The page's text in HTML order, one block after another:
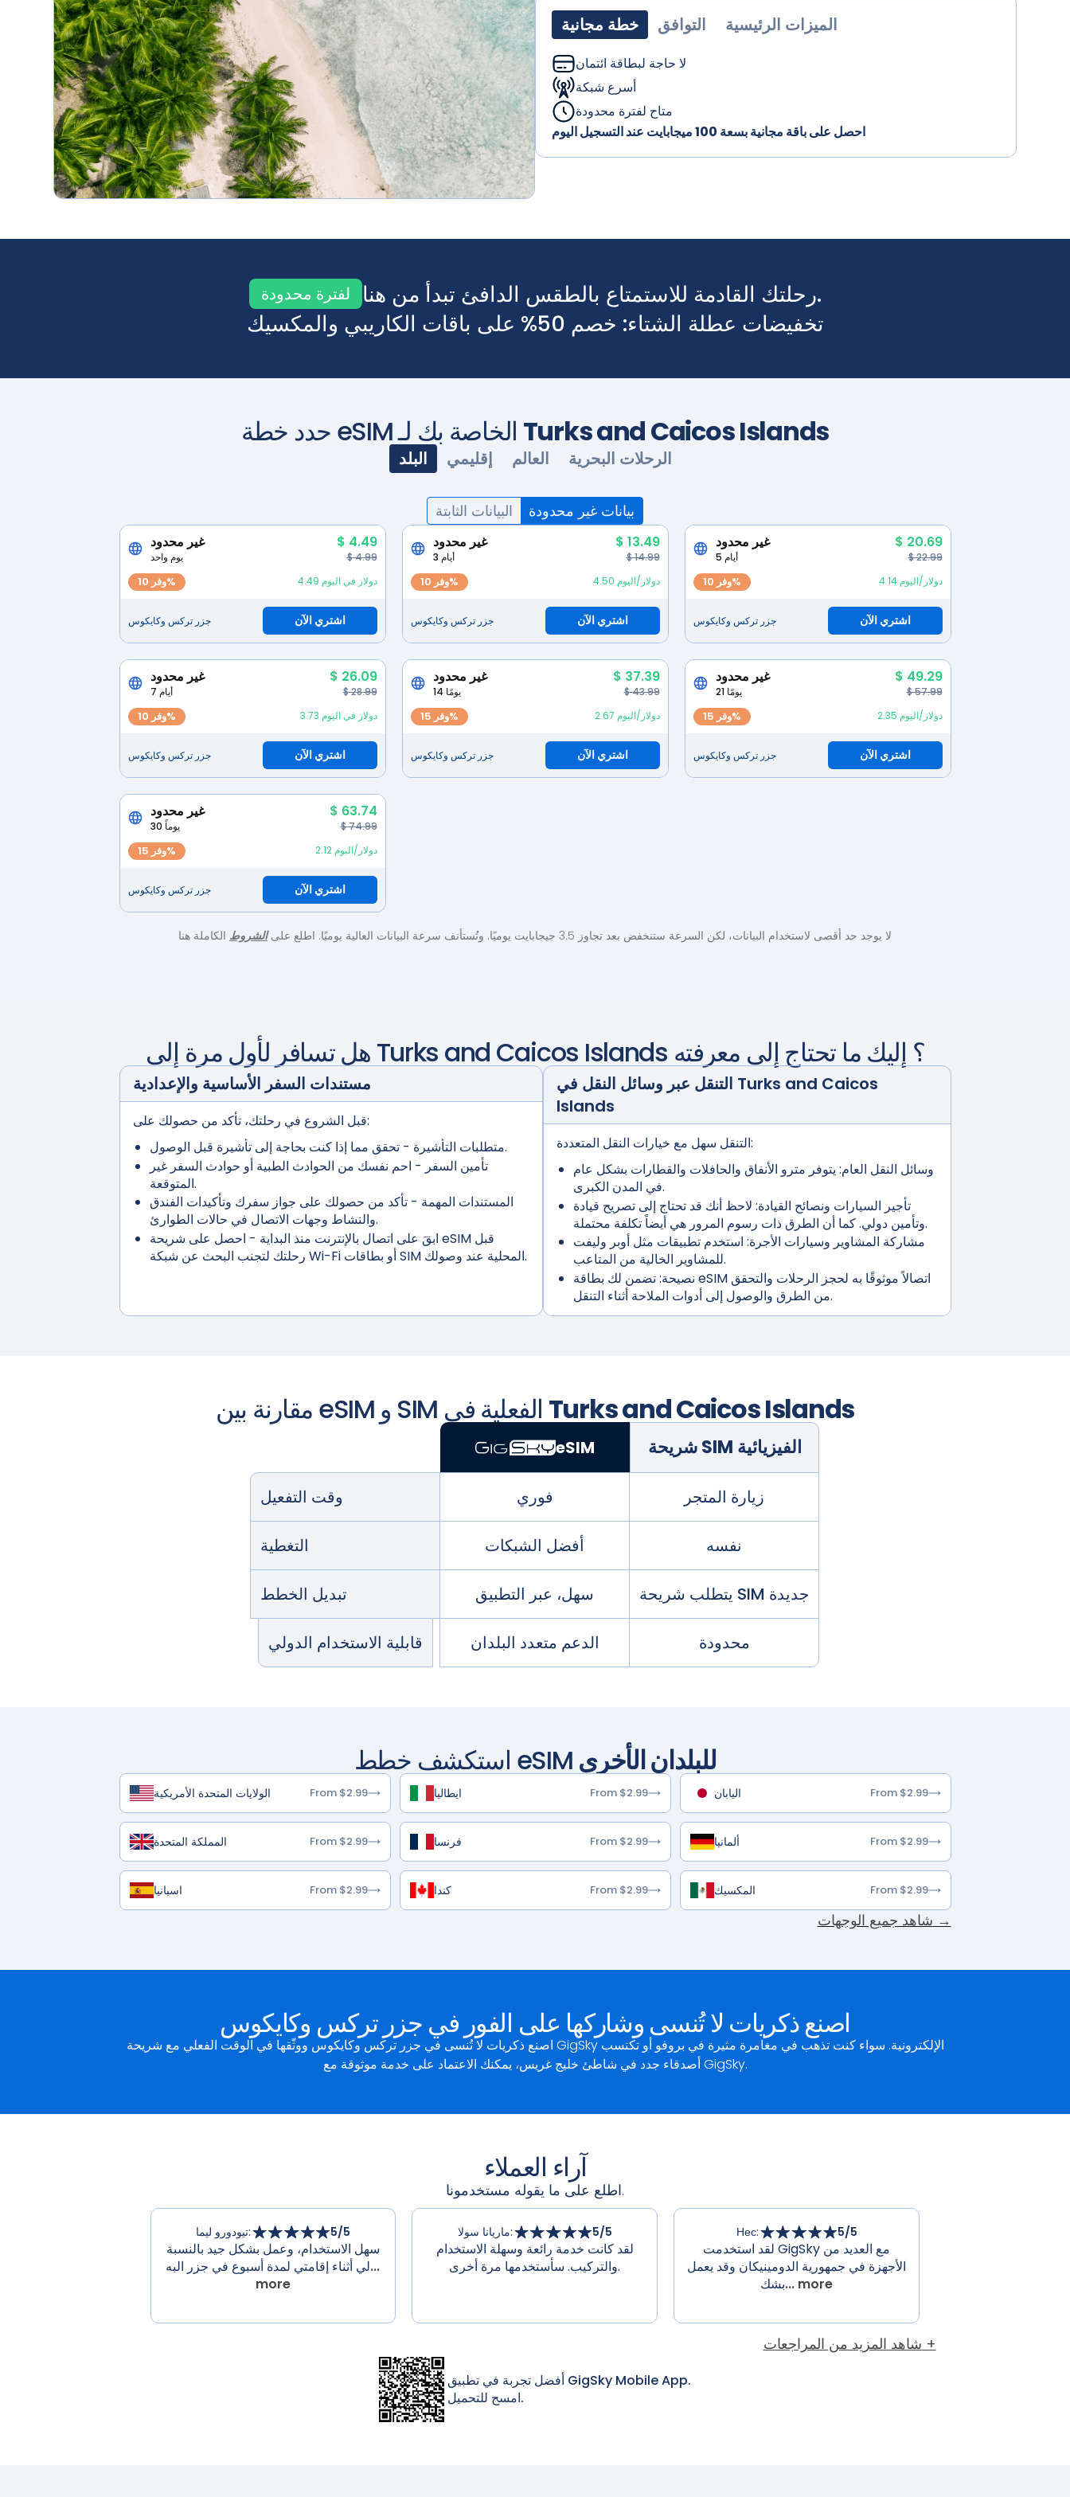
على جميع
الباقات
عروض
ترويجية دائمة
للاستمتاع بها
على اليابسة
وفي البحر
خطة مجانية التوافق الميزات الرئيسية
لا حاجة لبطاقة ائتمان
أسرع شبكة
متاح لفترة محدودة
احصل على باقة مجانية بسعة 100 ميجابايت عند التسجيل اليوم
لفترة محدودة
رحلتك القادمة للاستمتاع بالطقس الدافئ تبدأ من هنا.
تخفيضات عطلة الشتاء: خصم 50% على باقات الكاريبي والمكسيك
Turks and Caicos Islands
البلد إقليمي العالم الرحلات البحرية
البيانات الثابتة بيانات غير محدودة
غير محدود $ 4.49
يوم واحد $ 4.99
وفر 10% 4.49 دولار في اليوم
جزر تركس وكايكوس اشتري الآن
غير محدود $ 13.49
3 أيام $ 14.99
وفر 10% 4.50 دولار/اليوم
جزر تركس وكايكوس اشتري الآن
غير محدود $ 20.69
5 أيام $ 22.99
وفر 10% 4.14 دولار/اليوم
جزر تركس وكايكوس اشتري الآن
غير محدود $ 26.09
7 أيام $ 28.99
وفر 10% 3.73 دولار في اليوم
جزر تركس وكايكوس اشتري الآن
غير محدود $ 37.39
14 يومًا $ 43.99
وفر 15% 2.67 دولار/اليوم
جزر تركس وكايكوس اشتري الآن
غير محدود $ 49.29
21 يومًا $ 57.99
وفر 15% 2.35 دولار/اليوم
جزر تركس وكايكوس اشتري الآن
غير محدود $ 63.74
30 يوماً $ 74.99
وفر 15% 2.12 دولار/اليوم
جزر تركس وكايكوس اشتري الآن
لا يوجد حد أقصى لاستخدام البيانات، لكن السرعة ستنخفض بعد تجاوز 3.5 جيجابايت يوميًا. وتُستأنف سرعة البيانات العالية يوميًا. اطلع على الشروط الكاملة هنا
Turks and Caicos Islands ؟ إليك ما تحتاج إلى معرفته
مستندات السفر الأساسية والإعدادية
قبل الشروع في رحلتك، تأكد من حصولك على:
متطلبات التأشيرة- تحقق مما إذا كنت بحاجة إلى تأشيرة قبل الوصول.
تأمين السفر - احم نفسك من الحوادث الطبية أو حوادث السفر غير
المتوقعة.
المستندات المهمة - تأكد من حصولك على جواز سفرك وتأكيدات الفندق
والنشاط وجهات الاتصال في حالات الطوارئ.
ابقَ على اتصال بالإنترنت منذ البداية - احصل على شريحة eSIM قبل
رحلتك لتجنب البحث عن شبكة Wi-Fi أو بطاقات SIM المحلية عند وصولك.
Turks and Caicos
Islands
التنقل سهل مع خيارات النقل المتعددة:
وسائل النقل العام:يتوفر مترو الأنفاق والحافلات والقطارات بشكل عام
في المدن الكبرى.
تأجير السيارات ونصائح القيادة:لاحظ أنك قد تحتاج إلى تصريح قيادة
وتأمين دولي. كما أن الطرق ذات رسوم المرور هي أيضاً تكلفة محتملة.
مشاركة المشاوير وسيارات الأجرة:استخدم تطبيقات مثل أوبر وليفت
للمشاوير الخالية من المتاعب.
نصيحة:تضمن لك بطاقة eSIM اتصالاً موثوقًا به لحجز الرحلات والتحقق
من الطرق والوصول إلى أدوات الملاحة أثناء التنقل.
Turks and Caicos Islands
eSIM شريحة SIM الفيزيائية
وقت التفعيل فوري زيارة المتجر
التغطية أفضل الشبكات نفسه
تبديل الخطط سهل، عبر التطبيق يتطلب شريحة SIM جديدة
قابلية الاستخدام الدولي الدعم متعدد البلدان محدودة
استكشف خطط eSIM للبلدان الأخرى
الولايات المتحدة الأمريكية From $2.99 ايطاليا From $2.99 اليابان From $2.99
المملكة المتحدة From $2.99 فرنسا From $2.99 ألمانيا From $2.99
اسبانيا From $2.99 كندا From $2.99 المكسيك From $2.99
شاهد جميع الوجهات →
اصنع ذكريات لا تُنسى وشاركها على الفور في جزر تركس وكايكوس
اصنع ذكريات لا تُنسى في جزر تركس وكايكوس ووثّقها في الوقت الفعلي مع شريحة GigSky الإلكترونية. سواء كنت تذهب في مغامرة مثيرة في بروفو أو تكتسب
أصدقاء جدد في شاطئ خليج غريس، يمكنك الاعتماد على خدمة موثوقة مع GigSky.
آراء العملاء
اطلع على ما يقوله مستخدمونا.
تيودورو ليما: 5/5
سهل الاستخدام، وعمل بشكل جيد بالنسبة
لي أثناء إقامتي لمدة أسبوع في جزر البه...
more
ماريانا سولا: 5/5
لقد كانت خدمة رائعة وسهلة الاستخدام
والتركيب. سأستخدمها مرة أخرى.
Нес: 5/5
لقد استخدمت GigSky مع العديد من
الأجهزة في جمهورية الدومينيكان وقد يعمل
بشك... more
شاهد المزيد من المراجعات +
أفضل تجربة في تطبيق GigSky Mobile App.
امسح للتحميل.